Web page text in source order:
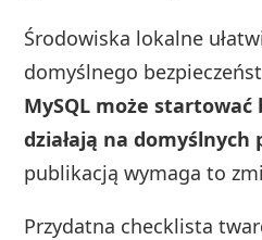
Środowiska lokalne
domyślnego
MySQL może startować
działają na domyślnych
publikacją wymaga to
Przydatna checklista